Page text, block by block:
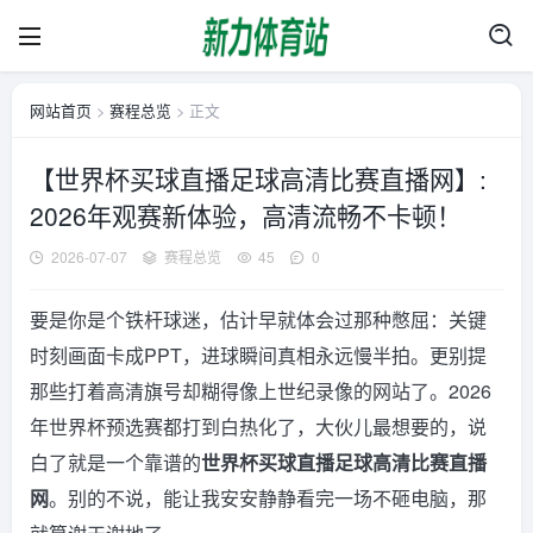
网站首页 > 赛程总览 > 正文
【世界杯买球直播足球高清比赛直播网】:
2026年观赛新体验，高清流畅不卡顿！
2026-07-07 赛程总览 45 0
要是你是个铁杆球迷，估计早就体会过那种憋屈：关键
时刻画面卡成PPT，进球瞬间真相永远慢半拍。更别提
那些打着高清旗号却糊得像上世纪录像的网站了。2026
年世界杯预选赛都打到白热化了，大伙儿最想要的，说
白了就是一个靠谱的世界杯买球直播足球高清比赛直播
网。别的不说，能让我安安静静看完一场不砸电脑，那